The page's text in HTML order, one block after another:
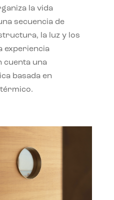
la vida
secuencia de
la luz y los
experiencia
cuenta una
basada en